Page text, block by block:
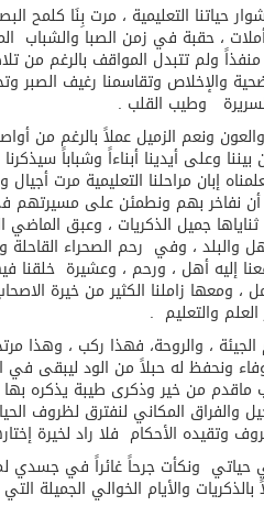
الوزراء الباكستاني
للحد من الفقد والهدر الغذائي
تتجلى فيها مظاهر
حياتنا التعليمية ، مرت بِنَا كلمح
، حقبة في زمن الصبا والشباب
ولم تتبدل المواقف بالرغم من
والإخلاص وتقاسمنا رغيف الصبر
وطيب القلب .
ونعم الزميل عملاً بالرغم من
وعلى أيدينا أبناءاً وشباباً
إبان مراحلنا التعليمية مرت
أن نفاخر بهم ونطمئن على مسيرتهم
جميل الذكريات ، وعبق الماضي
والبلد ، وفي رحم الصحراء
إليه أهل ، ورحم ، وعشيرة خلقنا
، ومعها زاملنا الكثير من خيرة
والتعليم .
، والروحة، فهذا ركب ، وهذا
ونحفظ له حبلاً من الود ليبقى في
من خير وذكرى طيبة يذكره بها
والفراق المكاني لنفترق لظروف
وتقيده الأحكام فلا راد لخيرة
حياتي ونكأت جرحاً غائراً في جسدي
بالذكريات والأيام الخوالي الجميلة